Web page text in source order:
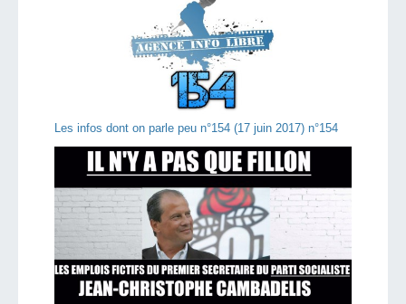
Les infos dont on parle peu n°154 (17 juin 2017) n°154